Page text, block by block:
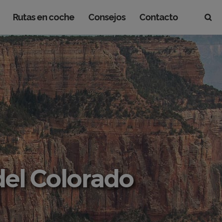
Rutas en coche Consejos Contacto
Colorado